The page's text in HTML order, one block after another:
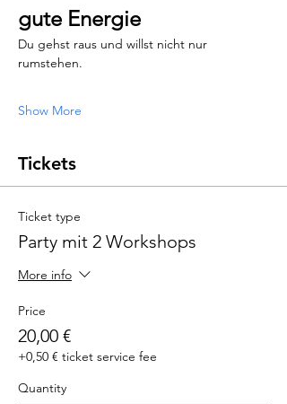
gute Energie
Du gehst raus und willst nicht nur
rumstehen.
Show More
Tickets
Ticket type
Party mit 2 Workshops
More info
Price
20,00 €
+0,50 € ticket service fee
Quantity